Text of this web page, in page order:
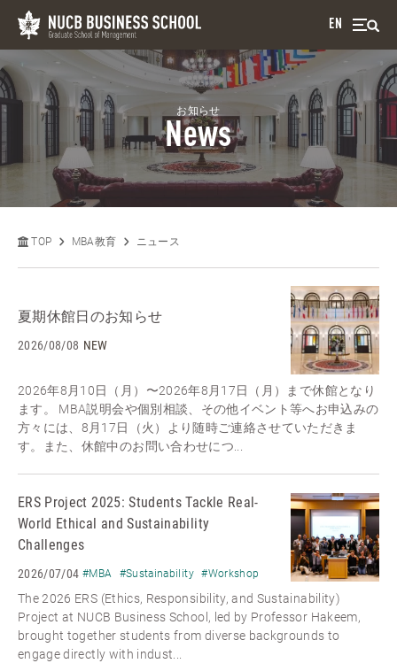
EN
お知らせ
News
TOP MBA教育 ニュース
夏期休館日のお知らせ
2026/08/08 NEW
2026年8月10日（月）〜2026年8月17日（月）まで休館となり
ます。 MBA説明会や個別相談、その他イベント等へお申込みの
方々には、8月17日（火）より随時ご連絡させていただきま
す。また、休館中のお問い合わせにつ...
ERS Project 2025: Students Tackle Real-
World Ethical and Sustainability
Challenges
2026/07/04 #MBA #Sustainability #Workshop
The 2026 ERS (Ethics, Responsibility, and Sustainability)
Project at NUCB Business School, led by Professor Hakeem,
brought together students from diverse backgrounds to
engage directly with indust...